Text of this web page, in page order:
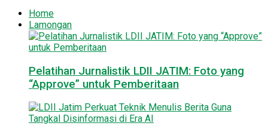
Home
Lamongan
Pelatihan Jurnalistik LDII JATIM: Foto yang
“Approve” untuk Pemberitaan